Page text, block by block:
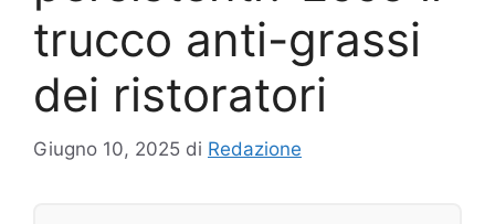
trucco anti-grassi
dei ristoratori
Giugno 10, 2025 di Redazione